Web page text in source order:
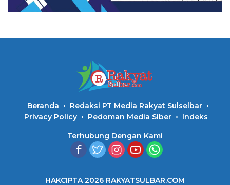
Beranda
Redaksi PT Media Rakyat Sulselbar
Privacy Policy
Pedoman Media Siber Indeks
Terhubung Dengan Kami
HAKCIPTA 2026 RAKYATSULBAR.COM